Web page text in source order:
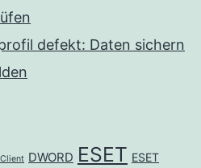
defekt: Daten sichern
DWORD ESET ESET